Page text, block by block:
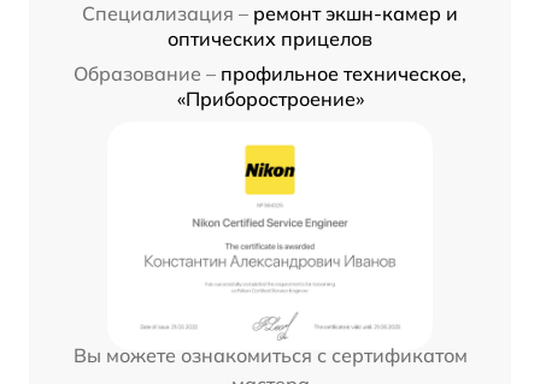
Специализация – ремонт экшн-камер и
оптических прицелов
Образование – профильное техническое,
«Приборостроение»
Вы можете ознакомиться с сертификатом